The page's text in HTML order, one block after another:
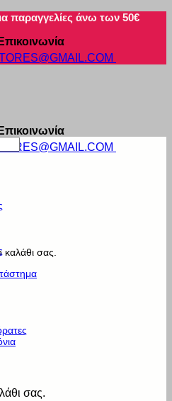
παραγγελίες άνω των 50€
καλάθι σας.
σας.